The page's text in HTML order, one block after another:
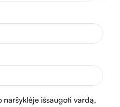
naršyklėje išsaugoti vardą,